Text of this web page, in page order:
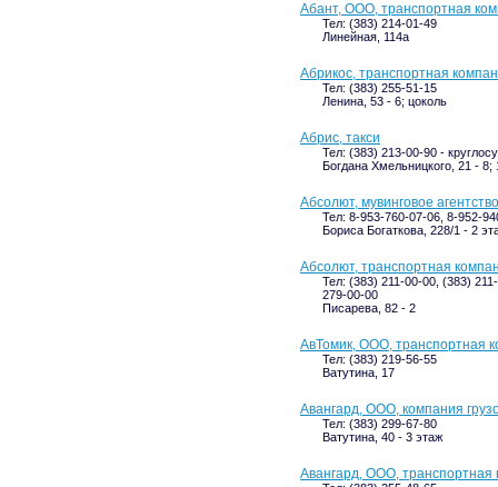
Абант, ООО, транспортная
Тел: (383) 214-01-49
Линейная, 114а
Абрикос, транспортная
Тел: (383) 255-51-15
Ленина, 53 - 6; цоколь
Абрис, такси
Тел: (383) 213-00-90 -
Богдана Хмельницкого, 21 - 8;
Абсолют, мувинговое агентство
Тел: 8-953-760-07-06, 8-952-
Бориса Богаткова, 228/1 - 2
Абсолют, транспортная
Тел: (383) 211-00-00, (383)
279-00-00
Писарева, 82 - 2
АвТомик, ООО, транспортная
Тел: (383) 219-56-55
Ватутина, 17
Авангард, ООО, компания
Тел: (383) 299-67-80
Ватутина, 40 - 3 этаж
Авангард, ООО, транспортная